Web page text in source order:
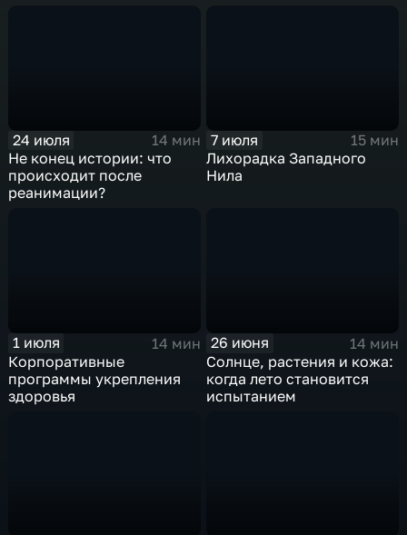
24 июля
14 мин
Не конец истории: что
происходит после
реанимации?
7 июля
15 мин
Лихорадка Западного
Нила
1 июля
14 мин
Корпоративные
программы укрепления
здоровья
26 июня
14 мин
Солнце, растения и кожа:
когда лето становится
испытанием